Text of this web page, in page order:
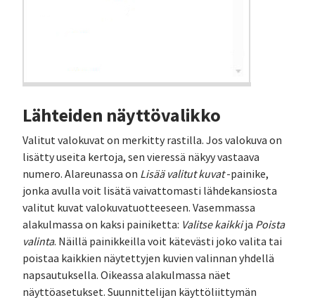
Lähteiden näyttövalikko
Valitut valokuvat on merkitty rastilla. Jos valokuva on
lisätty useita kertoja, sen vieressä näkyy vastaava
numero. Alareunassa on Lisää valitut kuvat-painike,
jonka avulla voit lisätä vaivattomasti lähdekansiosta
valitut kuvat valokuvatuotteeseen. Vasemmassa
alakulmassa on kaksi painiketta: Valitse kaikkija Poista
valinta. Näillä painikkeilla voit kätevästi joko valita tai
poistaa kaikkien näytettyjen kuvien valinnan yhdellä
napsautuksella. Oikeassa alakulmassa näet
näyttöasetukset. Suunnittelijan käyttöliittymän